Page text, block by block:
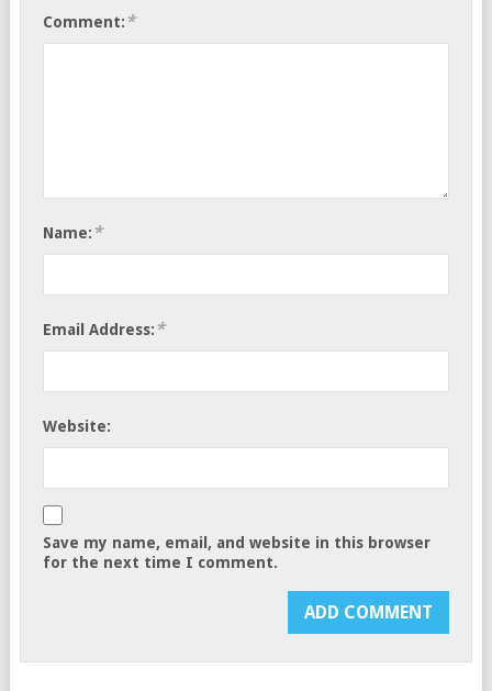
Comment: *
Name: *
Email Address: *
Website:
Save my name, email, and website in this browser
for the next time I comment.